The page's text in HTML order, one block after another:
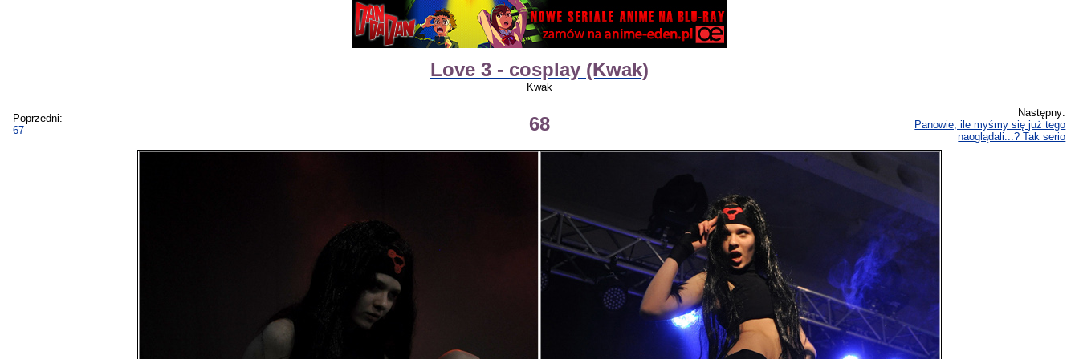
Love 3 - cosplay (Kwak)
Kwak
Poprzedni:
67
68
Następny:
Panowie, ile myśmy się już tego
naoglądali...? Tak serio